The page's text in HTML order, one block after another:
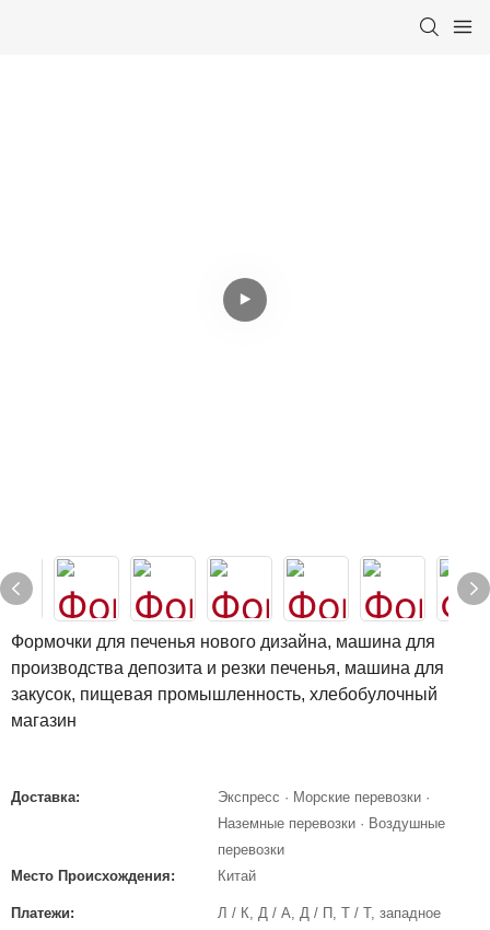
Формочки для печенья нового дизайна, машина для
производства депозита и резки печенья, машина для
закусок, пищевая промышленность, хлебобулочный
магазин
Доставка:
Экспресс · Морские перевозки ·
Наземные перевозки · Воздушные
перевозки
Место Происхождения:
Китай
Платежи:
Л / К, Д / А, Д / П, Т / Т, западное